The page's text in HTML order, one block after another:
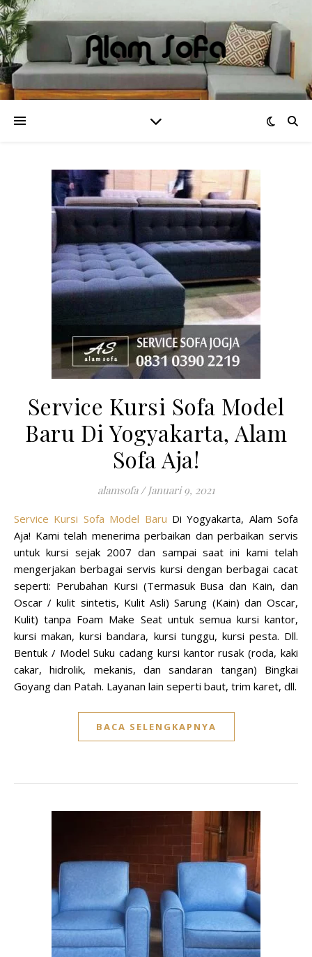
Service Kursi Sofa Model
Baru Di Yogyakarta, Alam
Sofa Aja!
alamsofa / Januari 9, 2021
Service Kursi Sofa Model Baru Di Yogyakarta, Alam Sofa
Aja! Kami telah menerima perbaikan dan perbaikan servis
untuk kursi sejak 2007 dan sampai saat ini kami telah
mengerjakan berbagai servis kursi dengan berbagai cacat
seperti: Perubahan Kursi (Termasuk Busa dan Kain, dan
Oscar / kulit sintetis, Kulit Asli) Sarung (Kain) dan Oscar,
Kulit) tanpa Foam Make Seat untuk semua kursi kantor,
kursi makan, kursi bandara, kursi tunggu, kursi pesta. Dll.
Bentuk / Model Suku cadang kursi kantor rusak (roda, kaki
cakar, hidrolik, mekanis, dan sandaran tangan) Bingkai
Goyang dan Patah. Layanan lain seperti baut, trim karet, dll.
BACA SELENGKAPNYA